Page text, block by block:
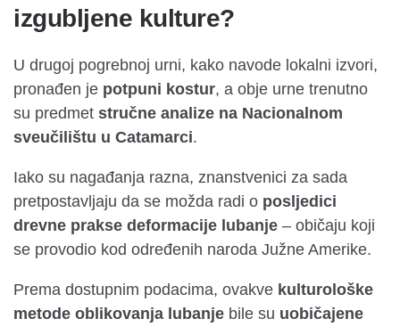
izgubljene kulture?
U drugoj pogrebnoj urni, kako navode lokalni izvori,
pronađen je potpuni kostur, a obje urne trenutno
su predmet stručne analize na Nacionalnom
sveučilištu u Catamarci.
Iako su nagađanja razna, znanstvenici za sada
pretpostavljaju da se možda radi o posljedici
drevne prakse deformacije lubanje – običaju koji
se provodio kod određenih naroda Južne Amerike.
Prema dostupnim podacima, ovakve kulturološke
metode oblikovanja lubanje bile su uobičajene